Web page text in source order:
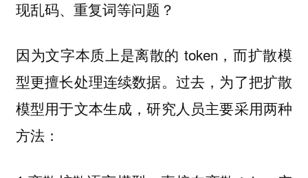
现乱码、重复词等问题？
因为文字本质上是离散的 token，而扩散模
型更擅长处理连续数据。过去，为了把扩散
模型用于文本生成，研究人员主要采用两种
方法：